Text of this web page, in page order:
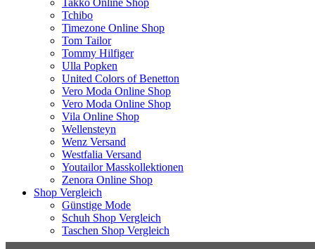
Takko Online Shop
Tchibo
Timezone Online Shop
Tom Tailor
Tommy Hilfiger
Ulla Popken
United Colors of Benetton
Vero Moda Online Shop
Vero Moda Online Shop
Vila Online Shop
Wellensteyn
Wenz Versand
Westfalia Versand
Youtailor Masskollektionen
Zenora Online Shop
Shop Vergleich
Günstige Mode
Schuh Shop Vergleich
Taschen Shop Vergleich